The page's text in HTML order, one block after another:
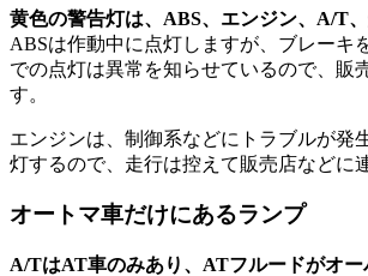
黄色の警告灯は、ABS、エンジン、A/T
ABSは作動中に点灯しますが、ブレーキ
での点灯は異常を知らせているので、販
す。
エンジンは、制御系などにトラブルが発
灯するので、走行は控えて販売店などに
オートマ車だけにあるランプ
A/TはAT車のみあり、ATフルードがオ